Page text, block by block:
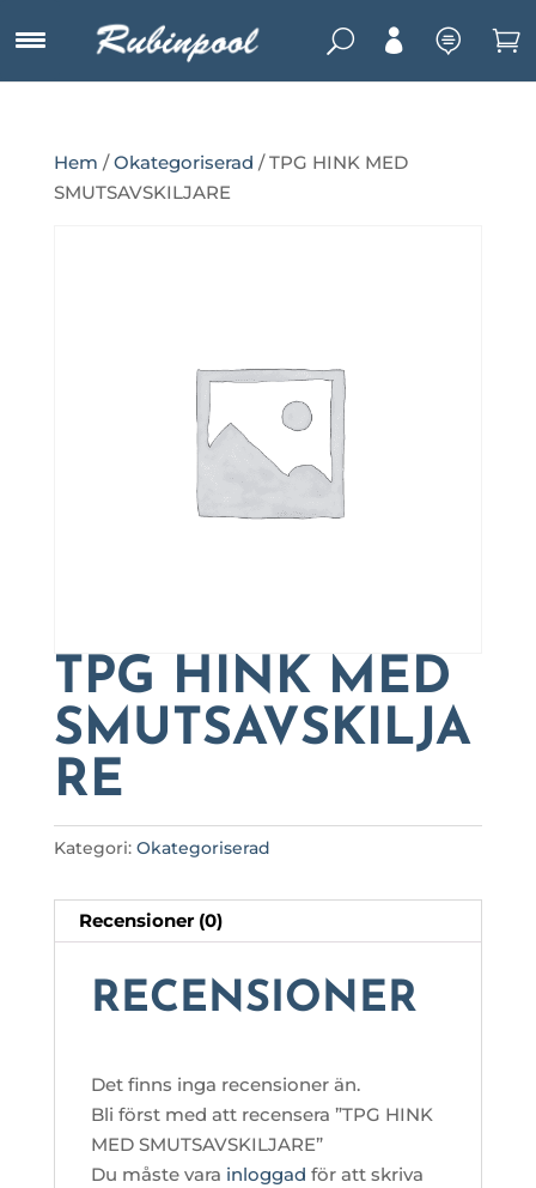
U   
Hem /Okategoriserad / TPG HINK MED
SMUTSAVSKILJARE
TPG HINK MED
SMUTSAVSKILJA
RE
Kategori: Okategoriserad
Recensioner (0)
RECENSIONER
Det finns inga recensioner än.
Bli först med att recensera ”TPG HINK
MED SMUTSAVSKILJARE”
Du måste vara inloggad för att skriva